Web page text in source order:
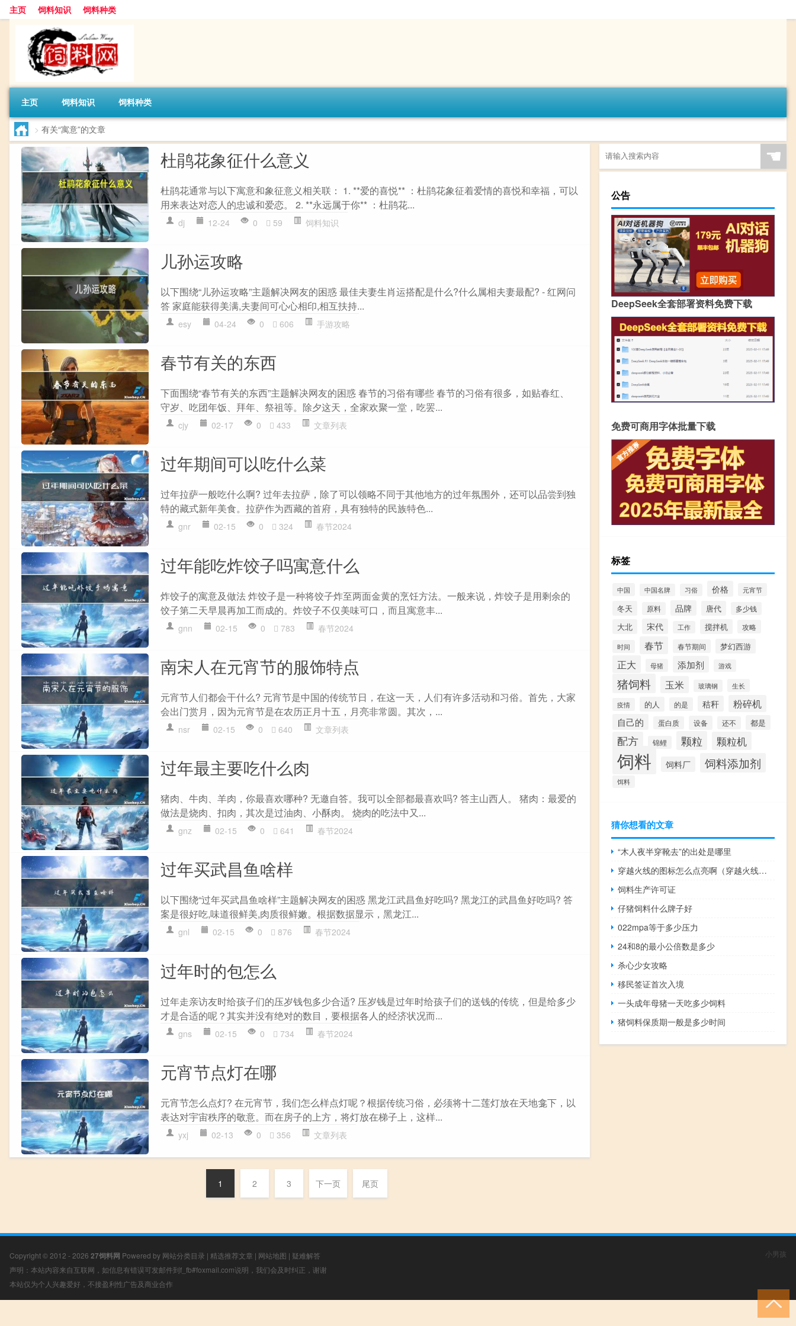
主页 饲料知识 饲料种类
主页 饲料知识 饲料种类
> 有关“寓意”的文章
杜鹃花象征什么意义
杜鹃花通常与以下寓意和象征意义相关联： 1. **爱的喜悦** ：杜鹃花象征着爱情的喜悦和幸福，可以
用来表达对恋人的忠诚和爱恋。 2. **永远属于你** ：杜鹃花...
dj 12-24 0 59 饲料知识
儿孙运攻略
以下围绕“儿孙运攻略”主题解决网友的困惑 最佳夫妻生肖运搭配是什么?什么属相夫妻最配? - 红网问
答 家庭能获得美满,夫妻间可心心相印,相互扶持...
esy 04-24 0 606 手游攻略
春节有关的东西
下面围绕“春节有关的东西”主题解决网友的困惑 春节的习俗有哪些 春节的习俗有很多，如贴春红、
守岁、吃团年饭、拜年、祭祖等。除夕这天，全家欢聚一堂，吃罢...
cjy 02-17 0 433 文章列表
过年期间可以吃什么菜
过年拉萨一般吃什么啊? 过年去拉萨，除了可以领略不同于其他地方的过年氛围外，还可以品尝到独
特的藏式新年美食。拉萨作为西藏的首府，具有独特的民族特色...
gnr 02-15 0 324 春节2024
过年能吃炸饺子吗寓意什么
炸饺子的寓意及做法 炸饺子是一种将饺子炸至两面金黄的烹饪方法。一般来说，炸饺子是用剩余的
饺子第二天早晨再加工而成的。炸饺子不仅美味可口，而且寓意丰...
gnn 02-15 0 783 春节2024
南宋人在元宵节的服饰特点
元宵节人们都会干什么? 元宵节是中国的传统节日，在这一天，人们有许多活动和习俗。首先，大家
会出门赏月，因为元宵节是在农历正月十五，月亮非常圆。其次，...
nsr 02-15 0 640 文章列表
过年最主要吃什么肉
猪肉、牛肉、羊肉，你最喜欢哪种? 无邀自答。我可以全部都最喜欢吗? 答主山西人。 猪肉：最爱的
做法是烧肉、扣肉，其次是过油肉、小酥肉。 烧肉的吃法中又...
gnz 02-15 0 641 春节2024
过年买武昌鱼啥样
以下围绕“过年买武昌鱼啥样”主题解决网友的困惑 黑龙江武昌鱼好吃吗? 黑龙江的武昌鱼好吃吗? 答
案是很好吃,味道很鲜美,肉质很鲜嫩。根据数据显示，黑龙江...
gnl 02-15 0 876 春节2024
过年时的包怎么
过年走亲访友时给孩子们的压岁钱包多少合适? 压岁钱是过年时给孩子们的送钱的传统，但是给多少
才是合适的呢？其实并没有绝对的数目，要根据各人的经济状况而...
gns 02-15 0 734 春节2024
元宵节点灯在哪
元宵节怎么点灯? 在元宵节，我们怎么样点灯呢？根据传统习俗，必须将十二莲灯放在天地龛下，以
表达对宇宙秩序的敬意。而在房子的上方，将灯放在梯子上，这样...
yxj 02-13 0 356 文章列表
1 2 3 下一页 尾页
☚
公告
DeepSeek全套部署资料免费下载
免费可商用字体批量下载
标签
中国 中国名牌 习俗 价格 元宵节
冬天 原料 品牌 唐代 多少钱
大北 宋代 工作 搅拌机 攻略
时间 春节 春节期间 梦幻西游
正大 母猪 添加剂 游戏
猪饲料 玉米 玻璃钢
生长
疫情
的人 的是 秸秆 粉碎机
自己的 蛋白质 设备 还不 都是
配方 锦鲤 颗粒 颗粒机
饲料 饲料厂 饲料添加剂
饵料
猜你想看的文章
“木人夜半穿靴去”的出处是哪里
穿越火线的图标怎么点亮啊（穿越火线图标点亮器）
饲料生产许可证
仔猪饲料什么牌子好
022mpa等于多少压力
24和8的最小公倍数是多少
杀心少女攻略
移民签证首次入境
一头成年母猪一天吃多少饲料
猪饲料保质期一般是多少时间
Copyright © 2012 - 2026 27饲料网 Powered by 网站分类目录 | 精选推荐文章 | 网站地图 | 疑难解答
声明：本站内容来自互联网，如信息有错误可发邮件到f_fb#foxmail.com说明，我们会及时纠正，谢谢
本站仅为个人兴趣爱好，不接盈利性广告及商业合作
小男孩